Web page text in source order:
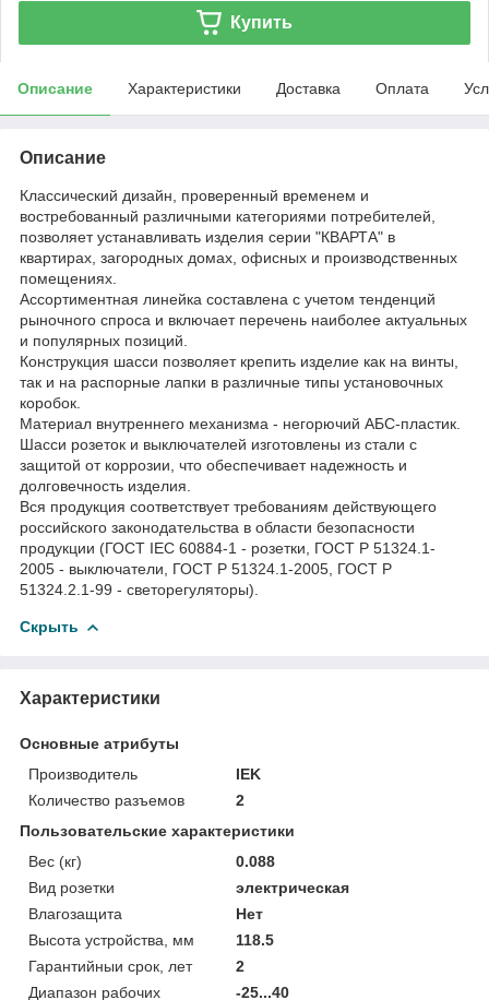
Купить
Описание Характеристики Доставка Оплата
Описание
Классический дизайн, проверенный временем и
востребованный различными категориями потребителей,
позволяет устанавливать изделия серии "КВАРТА" в
квартирах, загородных домах, офисных и производственных
помещениях.
Ассортиментная линейка составлена с учетом тенденций
рыночного спроса и включает перечень наиболее актуальных
и популярных позиций.
Конструкция шасси позволяет крепить изделие как на винты,
так и на распорные лапки в различные типы установочных
коробок.
Материал внутреннего механизма - негорючий АБС-пластик.
Шасси розеток и выключателей изготовлены из стали с
защитой от коррозии, что обеспечивает надежность и
долговечность изделия.
Вся продукция соответствует требованиям действующего
российского законодательства в области безопасности
продукции (ГОСТ IEC 60884-1 - розетки, ГОСТ Р 51324.1-
2005 - выключатели, ГОСТ Р 51324.1-2005, ГОСТ Р
51324.2.1-99 - светорегуляторы).
Скрыть
Характеристики
Основные атрибуты
Производитель
IEK
Количество разъемов
2
Пользовательские характеристики
Вес (кг)
0.088
Вид розетки
электрическая
Влагозащита
Нет
Высота устройства, мм
118.5
Гарантийныи срок, лет
2
Диапазон рабочих
-25...40